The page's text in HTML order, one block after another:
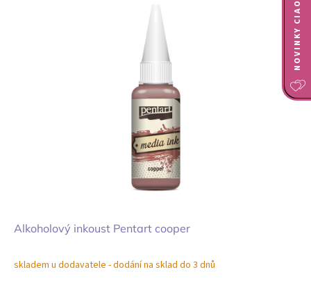
Alkoholový inkoust Pentart cooper
skladem u dodavatele - dodání na sklad do 3 dnů